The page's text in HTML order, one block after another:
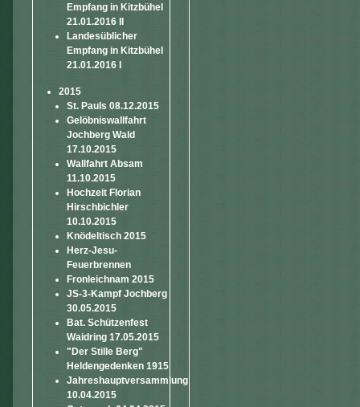
Empfang in Kitzbühel
21.01.2016 II
Landesüblicher
Empfang in Kitzbühel
21.01.2016 I
2015
St. Pauls 08.12.2015
Gelöbniswallfahrt
Jochberg Wald
17.10.2015
Wallfahrt Absam
11.10.2015
Hochzeit Florian
Hirschbichler
10.10.2015
Knödeltisch 2015
Herz-Jesu-
Feuerbrennen
Fronleichnam 2015
JS-3-Kampf Jochberg
30.05.2015
Bat. Schützenfest
Waidring 17.05.2015
"Der Stille Berg"
Heldengedenken 1915
Jahreshauptversammlung
10.04.2015